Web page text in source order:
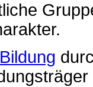
Bildung